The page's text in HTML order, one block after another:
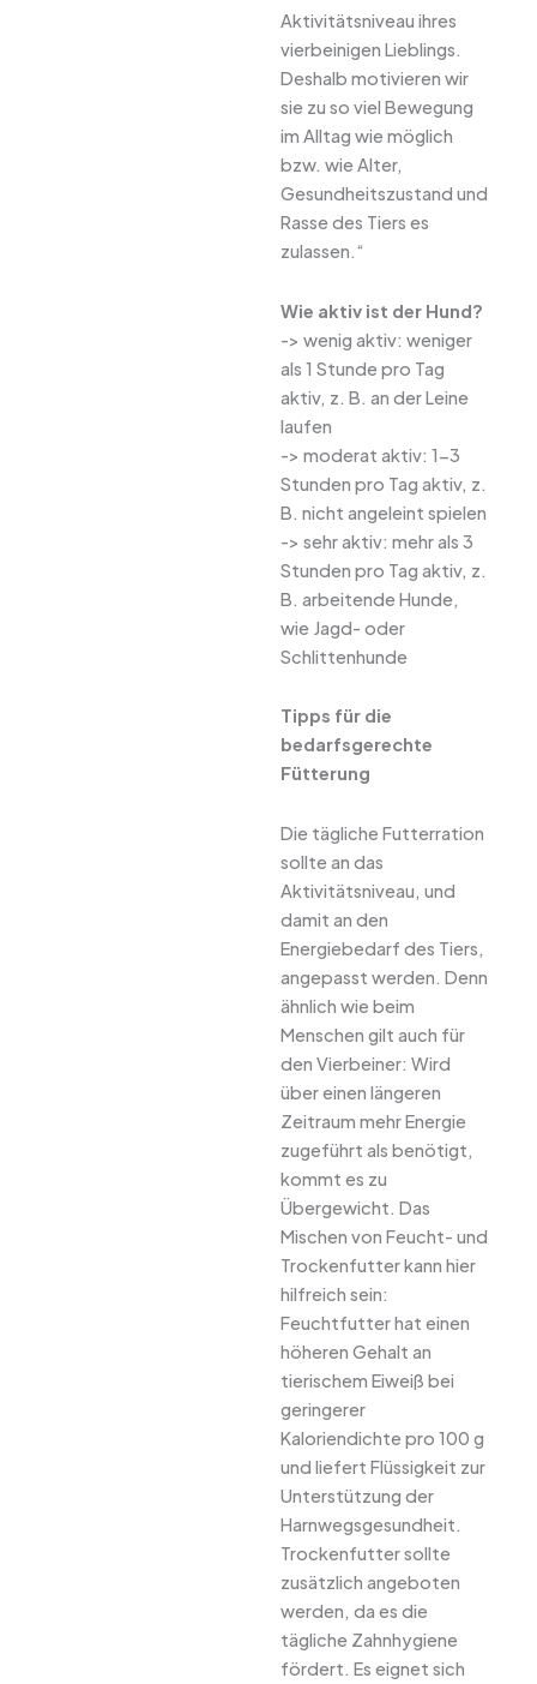
Aktivitätsniveau ihres
vierbeinigen Lieblings.
Deshalb motivieren wir
sie zu so viel Bewegung
im Alltag wie möglich
bzw. wie Alter,
Gesundheitszustand und
Rasse des Tiers es
zulassen.“
Wie aktiv ist der Hund?
-> wenig aktiv: weniger
als 1 Stunde pro Tag
aktiv, z. B. an der Leine
laufen
-> moderat aktiv: 1-3
Stunden pro Tag aktiv, z.
B. nicht angeleint spielen
-> sehr aktiv: mehr als 3
Stunden pro Tag aktiv, z.
B. arbeitende Hunde,
wie Jagd- oder
Schlittenhunde
Tipps für die
bedarfsgerechte
Fütterung
Die tägliche Futterration
sollte an das
Aktivitätsniveau, und
damit an den
Energiebedarf des Tiers,
angepasst werden. Denn
ähnlich wie beim
Menschen gilt auch für
den Vierbeiner: Wird
über einen längeren
Zeitraum mehr Energie
zugeführt als benötigt,
kommt es zu
Übergewicht. Das
Mischen von Feucht- und
Trockenfutter kann hier
hilfreich sein:
Feuchtfutter hat einen
höheren Gehalt an
tierischem Eiweiß bei
geringerer
Kaloriendichte pro 100 g
und liefert Flüssigkeit zur
Unterstützung der
Harnwegsgesundheit.
Trockenfutter sollte
zusätzlich angeboten
werden, da es die
tägliche Zahnhygiene
fördert. Es eignet sich